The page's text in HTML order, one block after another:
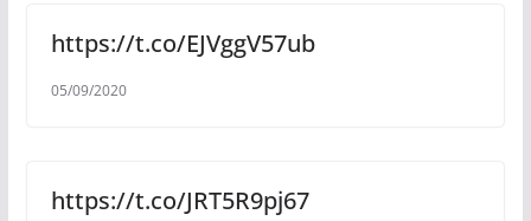
https://t.co/EJVggV57ub
05/09/2020
https://t.co/JRT5R9pj67